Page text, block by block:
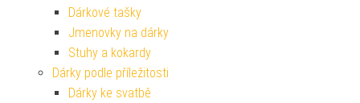
Dárkové tašky
Jmenovky na dárky
Stuhy a kokardy
Dárky podle příležitosti
Dárky ke svatbě